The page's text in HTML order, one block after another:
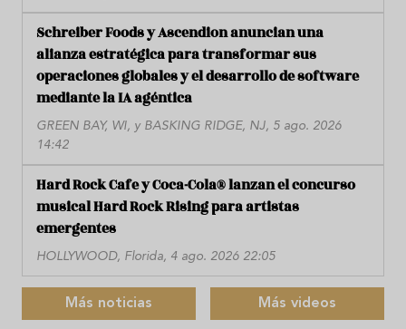
Schreiber Foods y Ascendion anuncian una
alianza estratégica para transformar sus
operaciones globales y el desarrollo de software
mediante la IA agéntica
GREEN BAY, WI, y BASKING RIDGE, NJ, 5 ago. 2026
14:42
Hard Rock Cafe y Coca-Cola® lanzan el concurso
musical Hard Rock Rising para artistas
emergentes
HOLLYWOOD, Florida, 4 ago. 2026 22:05
Más noticias Más videos